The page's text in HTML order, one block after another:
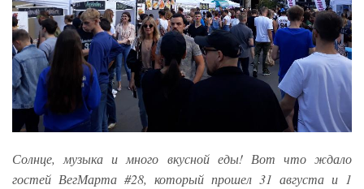
Солнце, музыка и много вкусной еды! Вот что ждало
гостей ВегМарта #28, который прошел 31 августа и 1